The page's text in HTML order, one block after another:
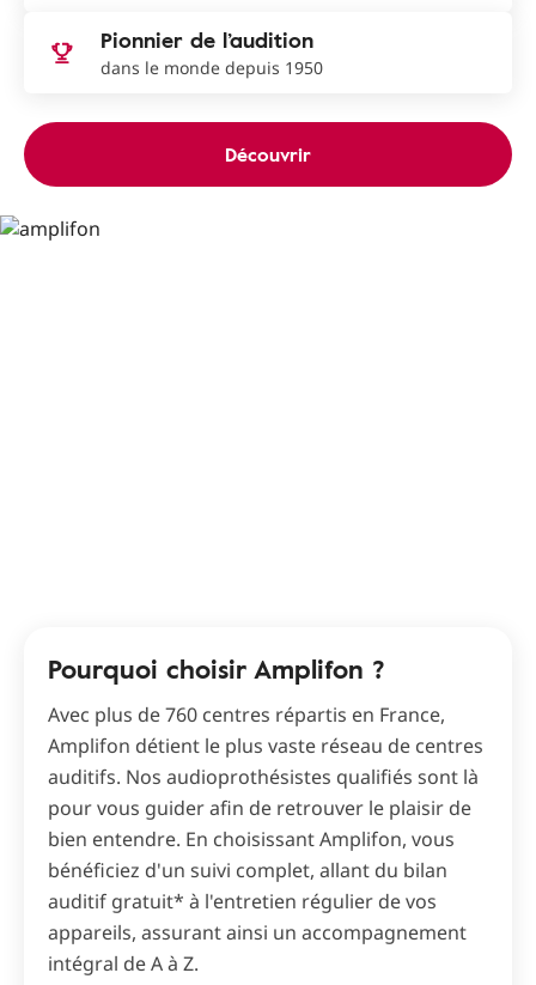
Pionnier de l’audition
dans le monde depuis 1950
Découvrir
Pourquoi choisir Amplifon ?
Avec plus de 760 centres répartis en France,
Amplifon détient le plus vaste réseau de centres
auditifs. Nos audioprothésistes qualifiés sont là
pour vous guider afin de retrouver le plaisir de
bien entendre. En choisissant Amplifon, vous
bénéficiez d'un suivi complet, allant du bilan
auditif gratuit* à l'entretien régulier de vos
appareils, assurant ainsi un accompagnement
intégral de A à Z.